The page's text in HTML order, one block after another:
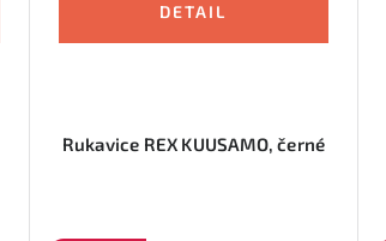
Rukavice REX KUUSAMO, černé